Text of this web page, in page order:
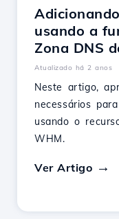
usando a
Zona DNS
Atualizado há 2 anos
Neste artigo,
necessários
usando o
WHM.
Ver Artigo